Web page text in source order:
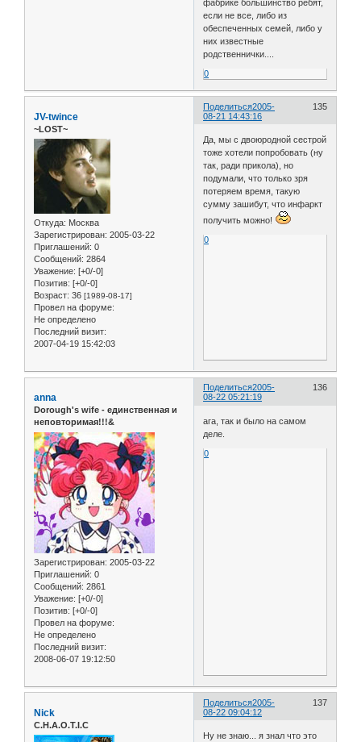
фабрике большинство ребят,
если не все, либо из
обеспеченных семей, либо у
них известные
родственнички....
0
Поделиться 135
2005-
08-21 14:43:16
JV-twince
~LOST~
Откуда: Москва
Зарегистрирован: 2005-03-22
Приглашений: 0
Сообщений: 2864
Уважение: [+0/-0]
Позитив: [+0/-0]
Возраст: 36 [1989-08-17]
Провел на форуме:
Не определено
Последний визит:
2007-04-19 15:42:03
Да, мы с двоюродной сестрой
тоже хотели попробовать (ну
так, ради прикола), но
подумали, что только зря
потеряем время, такую
сумму зашибут, что инфаркт
получить можно!
0
Поделиться 136
2005-
08-22 05:21:19
anna
Dorough's wife - единственная и
неповторимая!!!&
Зарегистрирован: 2005-03-22
Приглашений: 0
Сообщений: 2861
Уважение: [+0/-0]
Позитив: [+0/-0]
Провел на форуме:
Не определено
Последний визит:
2008-06-07 19:12:50
ага, так и было на самом
деле.
0
Поделиться 137
2005-
08-22 09:04:12
Nick
C.H.A.O.T.I.C
Ну не знаю... я знал что это